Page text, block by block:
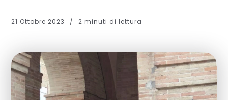
21 Ottobre 2023 2 minuti di lettura